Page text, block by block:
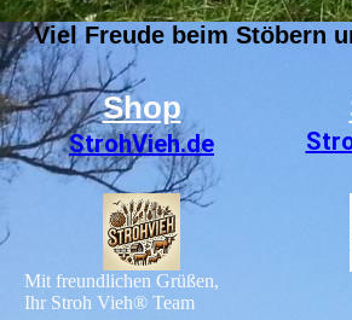
Viel Freude beim Stöbern
Shop
StrohVieh.de
Mit freundlichen Grüßen,
Ihr Stroh Vieh® Team